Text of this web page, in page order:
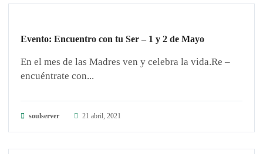
Evento: Encuentro con tu Ser – 1 y 2 de Mayo
En el mes de las Madres ven y celebra la vida.Re –
encuéntrate con...
soulserver 21 abril, 2021